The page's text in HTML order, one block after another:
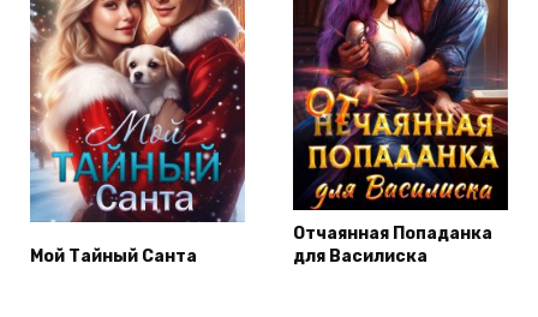
Мой Тайный Санта
Отчаянная Попаданка
для Василиска